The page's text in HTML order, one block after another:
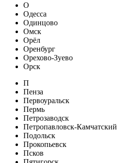
О
Одесса
Одинцово
Омск
Орёл
Оренбург
Орехово-Зуево
Орск
П
Пенза
Первоуральск
Пермь
Петрозаводск
Петропавловск-Камчатский
Подольск
Прокопьевск
Псков